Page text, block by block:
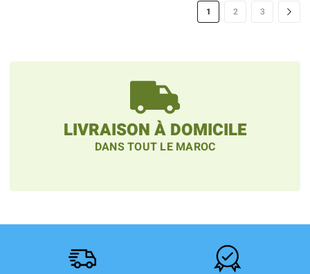
1 2 3
LIVRAISON À DOMICILE
DANS TOUT LE MAROC